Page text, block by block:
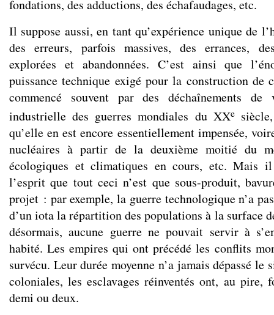
fondations, des adductions, des échafaudages, etc.
Il suppose aussi, en tant qu’expérience unique de
des erreurs, parfois massives, des errances,
explorées et abandonnées. C’est ainsi que
puissance technique exigé pour la construction de
commencé souvent par des déchaînements
industrielle des guerres mondiales du XXesiècle,
qu’elle en est encore essentiellement impensée,
nucléaires à partir de la deuxième moitié du
écologiques et climatiques en cours, etc. Mais
l’esprit que tout ceci n’est que sous-produit,
projet : par exemple, la guerre technologique n’a
d’un iota la répartition des populations à la surface
désormais, aucune guerre ne pouvait servir à
habité. Les empires qui ont précédé les conflits
survécu. Leur durée moyenne n’a jamais dépassé le
coloniales, les esclavages réinventés ont, au pire,
demi ou deux.